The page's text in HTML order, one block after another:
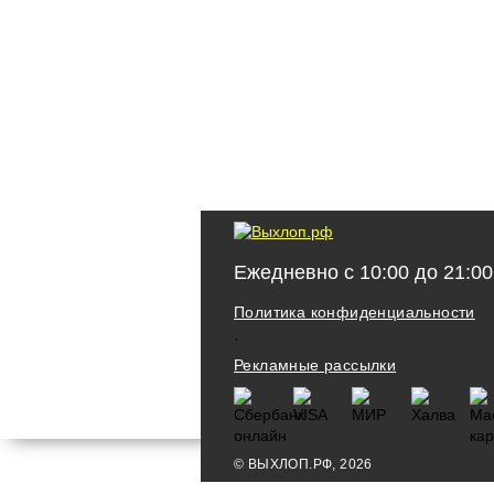
Ежедневно с 10:00 до 21:00
Политика конфиденциальности
`
Рекламные рассылки
© ВЫХЛОП.РФ, 2026